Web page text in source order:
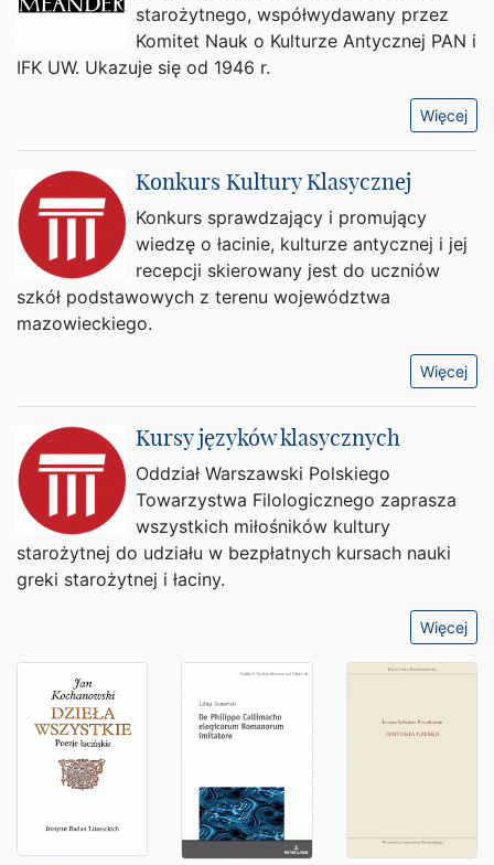
starożytnego, współwydawany przez
Komitet Nauk o Kulturze Antycznej PAN i
IFK UW. Ukazuje się od 1946 r.
Więcej
Konkurs Kultury Klasycznej
Konkurs sprawdzający i promujący
wiedzę o łacinie, kulturze antycznej i jej
recepcji skierowany jest do uczniów
szkół podstawowych z terenu województwa
mazowieckiego.
Więcej
Kursy języków klasycznych
Oddział Warszawski Polskiego
Towarzystwa Filologicznego zaprasza
wszystkich miłośników kultury
starożytnej do udziału w bezpłatnych kursach nauki
greki starożytnej i łaciny.
Więcej